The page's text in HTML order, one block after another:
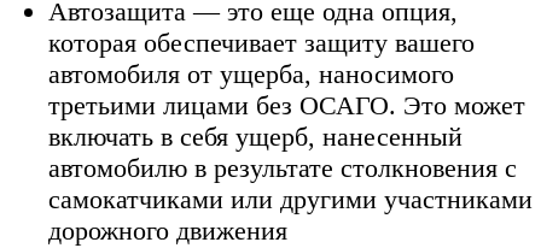
Автозащита — это еще одна опция,
которая обеспечивает защиту вашего
автомобиля от ущерба, наносимого
третьими лицами без ОСАГО. Это может
включать в себя ущерб, нанесенный
автомобилю в результате столкновения с
самокатчиками или другими участниками
дорожного движения